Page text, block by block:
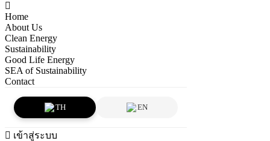
Home
About Us
Clean Energy
Sustainability
Good Life Energy
SEA of Sustainability
Contact
TH EN
เข้าสู่ระบบ